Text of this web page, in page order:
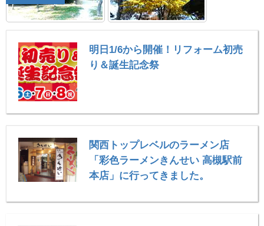
明日1/6から開催！リフォーム初売
り＆誕生記念祭
関西トップレベルのラーメン店
「彩色ラーメンきんせい 高槻駅前
本店」に行ってきました。